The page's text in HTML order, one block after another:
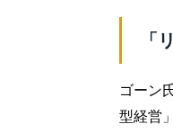
「
ゴーン
型経営